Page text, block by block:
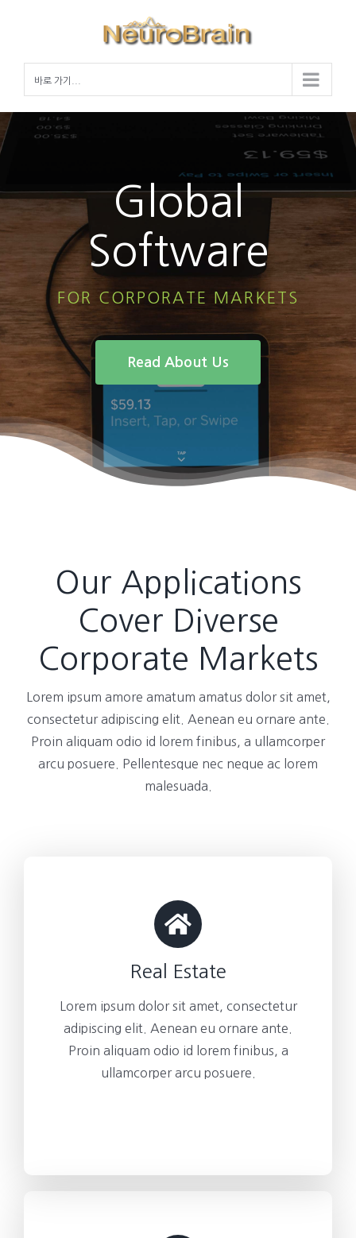
바로 가기...
Global
Software
FOR CORPORATE MARKETS
Read About Us
Our Applications
Cover Diverse
Corporate Markets
Lorem ipsum amore amatum amatus dolor sit amet,
consectetur adipiscing elit. Aenean eu ornare ante.
Proin aliquam odio id lorem finibus, a ullamcorper
arcu posuere. Pellentesque nec neque ac lorem
malesuada.
Real Estate
Lorem ipsum dolor sit amet, consectetur
adipiscing elit. Aenean eu ornare ante.
Proin aliquam odio id lorem finibus, a
ullamcorper arcu posuere.